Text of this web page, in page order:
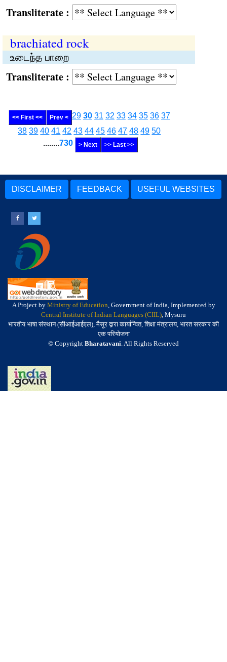
:
brachiated rock
உடைந்த பாறை
:
<< First << Prev < 29 30 31 32 33 34 35 36 37
38 39 40 41 42 43 44 45 46 47 48 49 50
........730 > Next >> Last >>
DISCLAIMER FEEDBACK USEFUL WEBSITES
A Project by Ministry of Education, Government of India, Implemented by
Central Institute of Indian Languages (CIIL), Mysuru
भारतीय भाषा संस्थान (सीआईआईएल), मैसूर द्वारा कार्यान्वित, शिक्षा मंत्रालय, भारत सरकार की
एक परियोजना
© Copyright Bharatavani. All Rights Reserved